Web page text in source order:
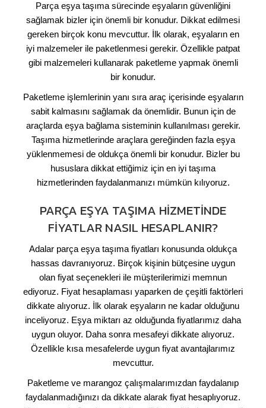
Parça eşya taşıma sürecinde eşyaların güvenliğini
sağlamak bizler için önemli bir konudur. Dikkat edilmesi
gereken birçok konu mevcuttur. İlk olarak, eşyaların en
iyi malzemeler ile paketlenmesi gerekir. Özellikle patpat
gibi malzemeleri kullanarak paketleme yapmak önemli
bir konudur.
Paketleme işlemlerinin yanı sıra araç içerisinde eşyaların
sabit kalmasını sağlamak da önemlidir. Bunun için de
araçlarda eşya bağlama sisteminin kullanılması gerekir.
Taşıma hizmetlerinde araçlara gereğinden fazla eşya
yüklenmemesi de oldukça önemli bir konudur. Bizler bu
hususlara dikkat ettiğimiz için en iyi taşıma
hizmetlerinden faydalanmanızı mümkün kılıyoruz.
PARÇA EŞYA TAŞIMA HIZMETINDE
FIYATLAR NASIL HESAPLANIR?
Adalar parça eşya taşıma fiyatları konusunda oldukça
hassas davranıyoruz. Birçok kişinin bütçesine uygun
olan fiyat seçenekleri ile müşterilerimizi memnun
ediyoruz. Fiyat hesaplaması yaparken de çeşitli faktörleri
dikkate alıyoruz. İlk olarak eşyaların ne kadar olduğunu
inceliyoruz. Eşya miktarı az olduğunda fiyatlarımız daha
uygun oluyor. Daha sonra mesafeyi dikkate alıyoruz.
Özellikle kısa mesafelerde uygun fiyat avantajlarımız
mevcuttur.
Paketleme ve marangoz çalışmalarımızdan faydalanıp
faydalanmadığınızı da dikkate alarak fiyat hesaplıyoruz.